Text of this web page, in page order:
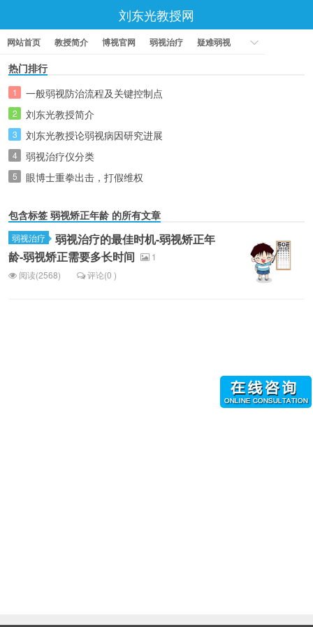
刘东光教授网
网站首页 教授简介 博视官网 弱视治疗 疑难弱视
热门排行
1 一般弱视防治流程及关键控制点
2 刘东光教授简介
3 刘东光教授论弱视病因研究进展
4 弱视治疗仪分类
5 眼博士重拳出击，打假维权
包含标签 弱视矫正年龄 的所有文章
弱视治疗
弱视治疗的最佳时机-弱视矫正年
龄-弱视矫正需要多长时间
1
阅读(2568)
评论(0 )